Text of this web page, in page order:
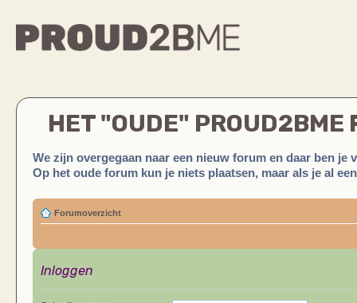
HET "OUDE" PROUD2BME
We zijn overgegaan naar een nieuw forum en daar ben je
Op het oude forum kun je niets plaatsen, maar als je al
Forumoverzicht
Inloggen